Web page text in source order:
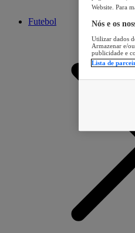
Futebol
Website. Para
Nós e os
Utilizar dados
Armazenar e/
publicidade e
Lista de